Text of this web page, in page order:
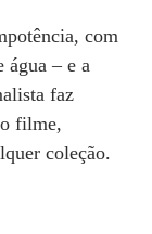
com
água – e a
faz
filme,
coleção.